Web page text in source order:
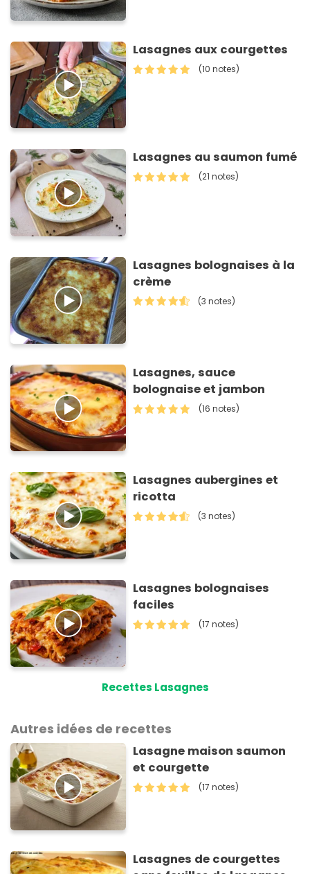
Lasagnes aux courgettes
(10 notes)
Lasagnes au saumon fumé
(21 notes)
Lasagnes bolognaises à la
crème
(3 notes)
Lasagnes, sauce
bolognaise et jambon
(16 notes)
Lasagnes aubergines et
ricotta
(3 notes)
Lasagnes bolognaises
faciles
(17 notes)
Recettes Lasagnes
Autres idées de recettes
Lasagne maison saumon
et courgette
(17 notes)
Lasagnes de courgettes